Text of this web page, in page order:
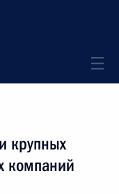
крупных
компаний